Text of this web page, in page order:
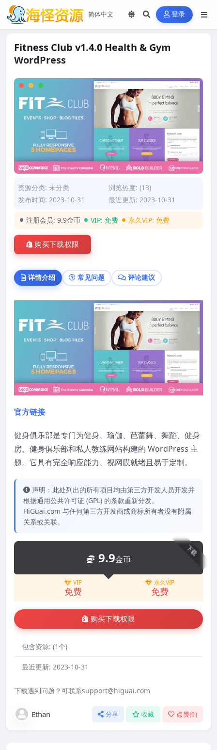
登录
Fitness Club v1.4.0 Health & Gym
WordPress
资源分类: 未分类
浏览热度: (13)
发布时间: 2023-10-31
最近更新: 2023-10-31
注册会员: 9.9金币 VIP: 免费 永久VIP: 免费
购买下载权限
详情介绍 常见问题 评论建议
官方链接
健身俱乐部是专门为健身、瑜伽、芭蕾舞、舞蹈、健身
房、健身俱乐部和私人教练网站构建的 WordPress 主
题。它具有完全响应能力、视网膜就绪且易于定制。
声明：此处列出的所有项目均由第三方开发人员开发并
根据通用公共许可证 (GPL) 的条款重新分发。
HiGuai.com 与任何第三方开发商或商标所有者没有附属
关系或关联。
下载
9.9金币
VIP
免费
永久VIP
免费
购买下载权限
包含资源: (1个)
最近更新: 2023-10-31
下载遇到问题？可联系support@higuai.com
Ethan 分享 收藏 点赞(0)